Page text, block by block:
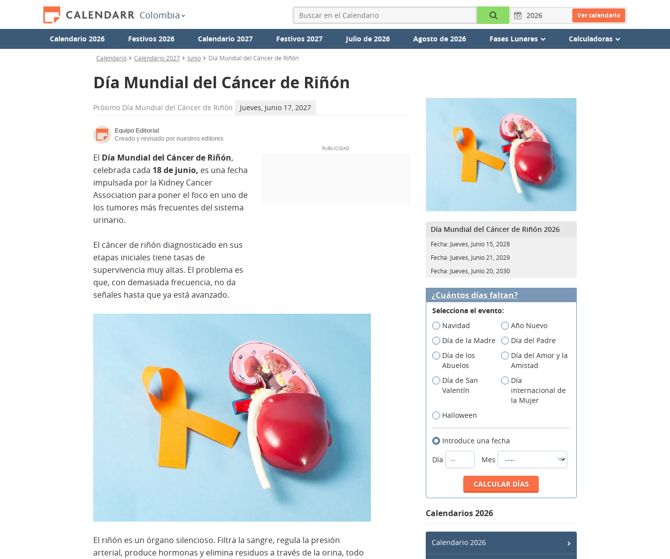
Colombia Ver calendario
Calendario 2026 Festivos 2026 Calendario 2027 Festivos 2027 Julio de 2026 Agosto de 2026 Fases Lunares Calculadoras
Calendario Calendario 2027 Junio Día Mundial del Cáncer de Riñón
Día Mundial del Cáncer de Riñón
Próximo Día Mundial del Cáncer de Riñón Jueves, Junio 17, 2027
Equipo Editorial
Creado y revisado por nuestros editores
El Día Mundial del Cáncer de Riñón,
celebrada cada 18 de junio, es una fecha
impulsada por la Kidney Cancer
Association para poner el foco en uno de
los tumores más frecuentes del sistema
urinario.
El cáncer de riñón diagnosticado en sus
etapas iniciales tiene tasas de
supervivencia muy altas. El problema es
que, con demasiada frecuencia, no da
señales hasta que ya está avanzado.
El riñón es un órgano silencioso. Filtra la sangre, regula la presión
arterial, produce hormonas y elimina residuos a través de la orina, todo
Día Mundial del Cáncer de Riñón 2026
Fecha: Jueves, Junio 15, 2028
Fecha: Jueves, Junio 21, 2029
Fecha: Jueves, Junio 20, 2030
¿Cuántos días faltan?
Selecciona el evento:
Navidad
Año Nuevo
Día de la Madre
Día del Padre
Día de los
Abuelos
Día del Amor y la
Amistad
Día de San
Valentín
Día
internacional de
la Mujer
Halloween
Introduce una fecha
Día
Mes
Calendarios 2026
Calendario 2026